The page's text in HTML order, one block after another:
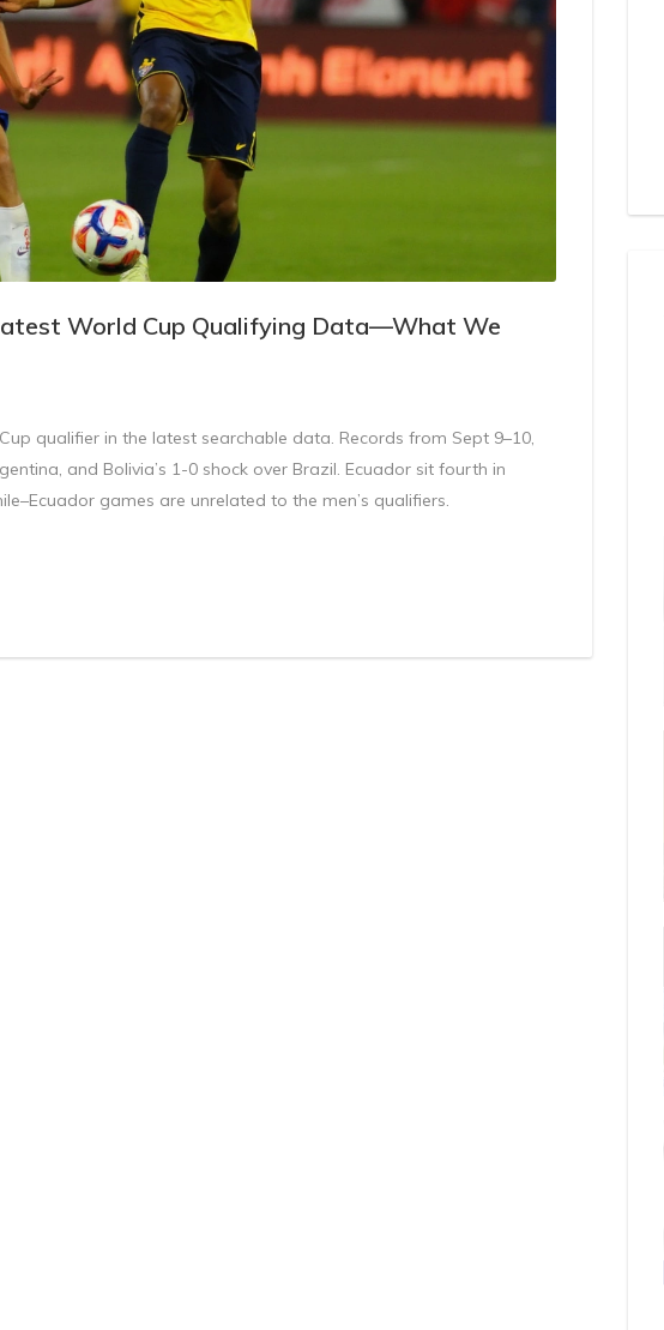
World Cup Qualifying Data—What We
qualifier in the latest searchable data. Records from Sept 9–10,
and Bolivia’s 1-0 shock over Brazil. Ecuador sit fourth in
games are unrelated to the men’s qualifiers.